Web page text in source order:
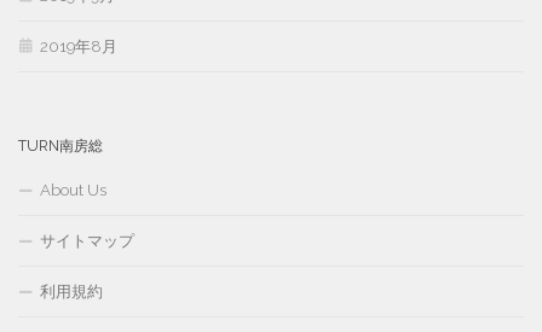
2019年8月
TURN南房総
About Us
サイトマップ
利用規約